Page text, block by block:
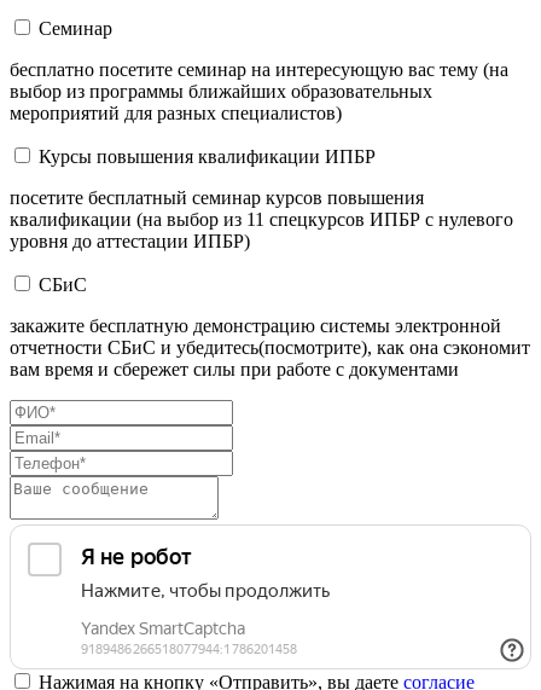
Семинар
бесплатно посетите семинар на интересующую вас тему (на
выбор из программы ближайших образовательных
мероприятий для разных специалистов)
Курсы повышения квалификации ИПБР
посетите бесплатный семинар курсов повышения
квалификации (на выбор из 11 спецкурсов ИПБР с нулевого
уровня до аттестации ИПБР)
СБиС
закажите бесплатную демонстрацию системы электронной
отчетности СБиС и убедитесь(посмотрите), как она сэкономит
вам время и сбережет силы при работе с документами
Нажимая на кнопку «Отправить», вы даете согласие